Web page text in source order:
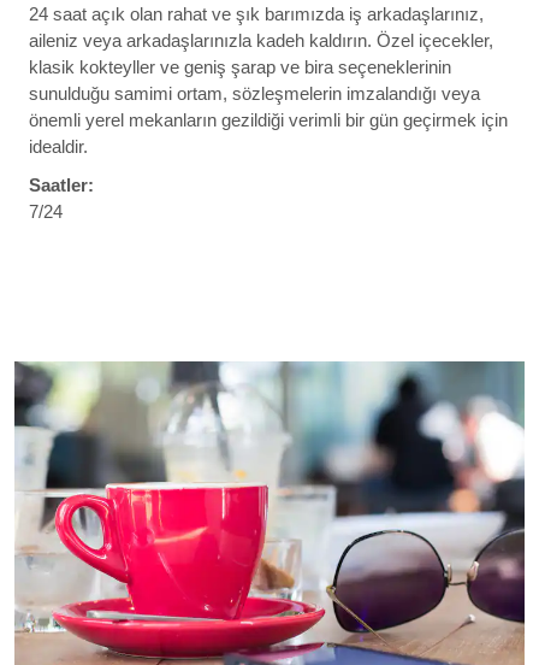
24 saat açık olan rahat ve şık barımızda iş arkadaşlarınız,
aileniz veya arkadaşlarınızla kadeh kaldırın. Özel içecekler,
klasik kokteyller ve geniş şarap ve bira seçeneklerinin
sunulduğu samimi ortam, sözleşmelerin imzalandığı veya
önemli yerel mekanların gezildiği verimli bir gün geçirmek için
idealdir.
Saatler:
7/24